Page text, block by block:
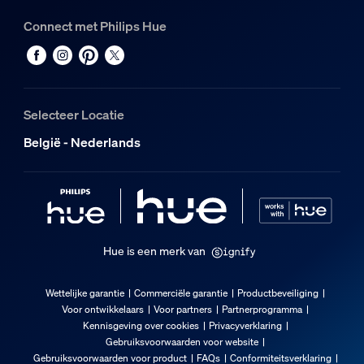
Brutogewicht
0,11 kg
100 mm
Lengte
115 mm
25 mm
Materiaalnummer (12NC)
929004256501
Afmetingen en gewicht van product
Kabellengte
Totale lengte
Connect met Philips Hue
Selecteer Locatie
België - Nederlands
Hue is een merk van
Wettelijke garantie Commerciële garantie
Productbeveiliging
Voor ontwikkelaars
Voor partners
Partnerprogramma
Kennisgeving over cookies
Privacyverklaring
Gebruiksvoorwaarden voor website
Gebruiksvoorwaarden voor product
FAQs Conformiteitsverklaring